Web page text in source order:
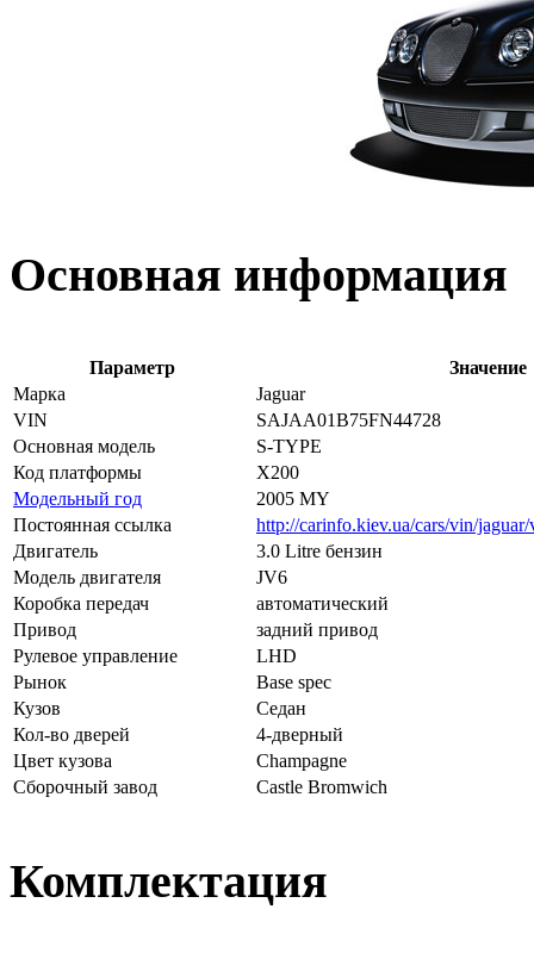
Основная информация
Параметр
Значение
Марка
Jaguar
VIN
SAJAA01B75FN44728
Основная модель
S-TYPE
Код платформы
X200
Модельный год
2005 MY
Постоянная ссылка
http://carinfo.kiev.ua/cars/vin/
Двигатель
3.0 Litre бензин
Модель двигателя
JV6
Коробка передач
автоматический
Привод
задний привод
Рулевое управление
LHD
Рынок
Base spec
Кузов
Седан
Кол-во дверей
4-дверный
Цвет кузова
Champagne
Сборочный завод
Castle Bromwich
Комплектация